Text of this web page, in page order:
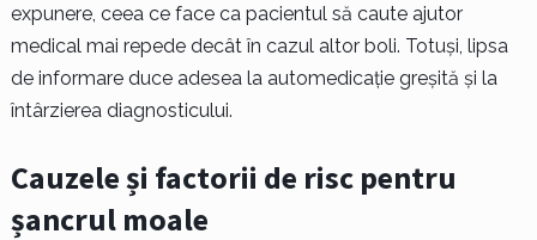
expunere, ceea ce face ca pacientul să caute ajutor
medical mai repede decât în cazul altor boli. Totuși, lipsa
de informare duce adesea la automedicație greșită și la
întârzierea diagnosticului.
Cauzele și factorii de risc pentru
șancrul moale